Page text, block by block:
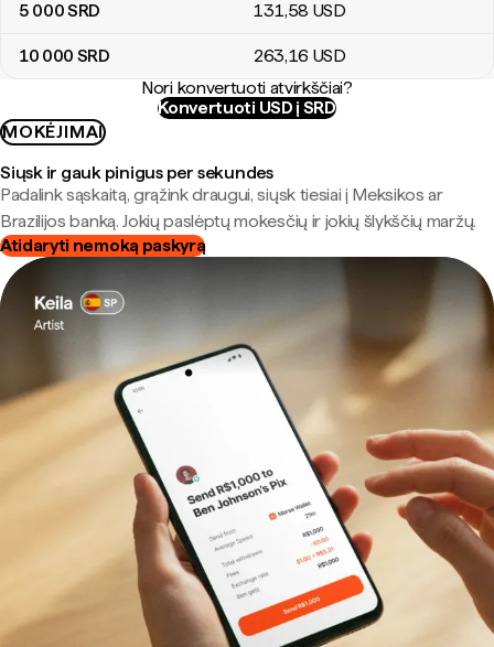
5 000SRD 131,58 USD
10 000 SRD 263,16 USD
Nori konvertuoti atvirkščiai?
Konvertuoti USD į SRD
MOKĖJIMAI
Siųsk ir gauk pinigus per sekundes
Padalink sąskaitą, grąžink draugui, siųsk tiesiai į Meksikos ar
Brazilijos banką. Jokių paslėptų mokesčių ir jokių šlykščių maržų.
Atidaryti nemoką paskyrą